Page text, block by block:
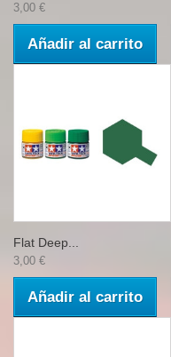
3,00 €
Añadir al carrito
Flat Deep...
3,00 €
Añadir al carrito